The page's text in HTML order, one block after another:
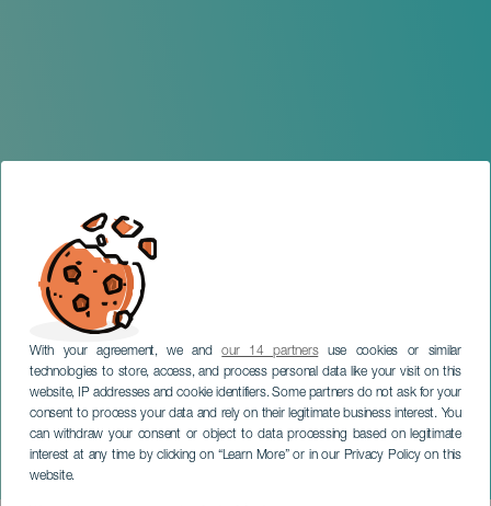
With your agreement, we andour 14 partnersuse cookies or similar
technologies to store, access, and process personal data like your visit on this
website, IP addresses and cookie identifiers. Some partners do not ask for your
consent to process your data and rely on their legitimate business interest. You
can withdraw your consent or object to data processing based on legitimate
interest at any time by clicking on “Learn More” or in our Privacy Policy on this
website.
VI Festival Encuentros en
el M/A/L
TENERIFE